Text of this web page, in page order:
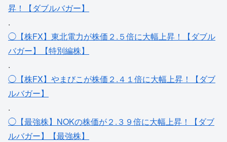
昇！【ダブルバガー】
.
◯【株FX】東北電力が株価２.５倍に大幅上昇！【ダブル
バガー】【特別編株】
.
◯【株FX】やまびこが株価２.４１倍に大幅上昇！【ダブ
ルバガー】
.
◯【最強株】NOKの株価が２.３９倍に大幅上昇！【ダブ
ルバガー】【最強株】